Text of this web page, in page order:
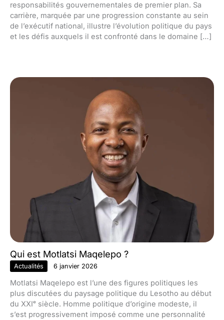
responsabilités gouvernementales de premier plan. Sa
carrière, marquée par une progression constante au sein
de l’exécutif national, illustre l’évolution politique du pays
et les défis auxquels il est confronté dans le domaine […]
Qui est Motlatsi Maqelepo ?
Actualités 6 janvier 2026
Motlatsi Maqelepo est l’une des figures politiques les
plus discutées du paysage politique du Lesotho au début
du XXIᵉ siècle. Homme politique d’origine modeste, il
s’est progressivement imposé comme une personnalité